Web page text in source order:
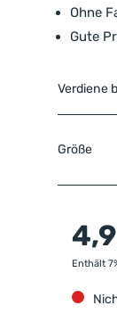
Ohne
Gute
Verdiene
Größe
Enthält